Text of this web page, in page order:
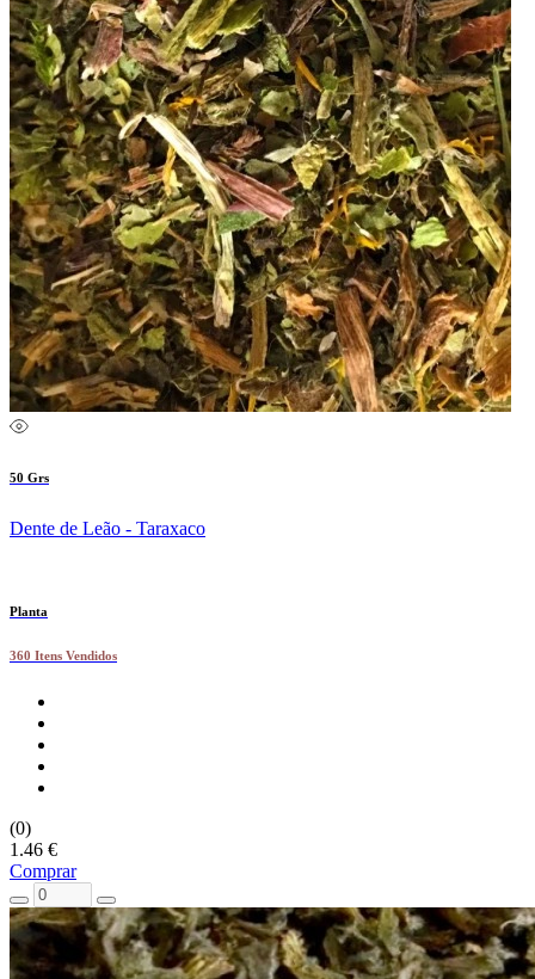
50 Grs
Dente de Leão - Taraxaco
Planta
360 Itens Vendidos
(0)
1.46 €
Comprar